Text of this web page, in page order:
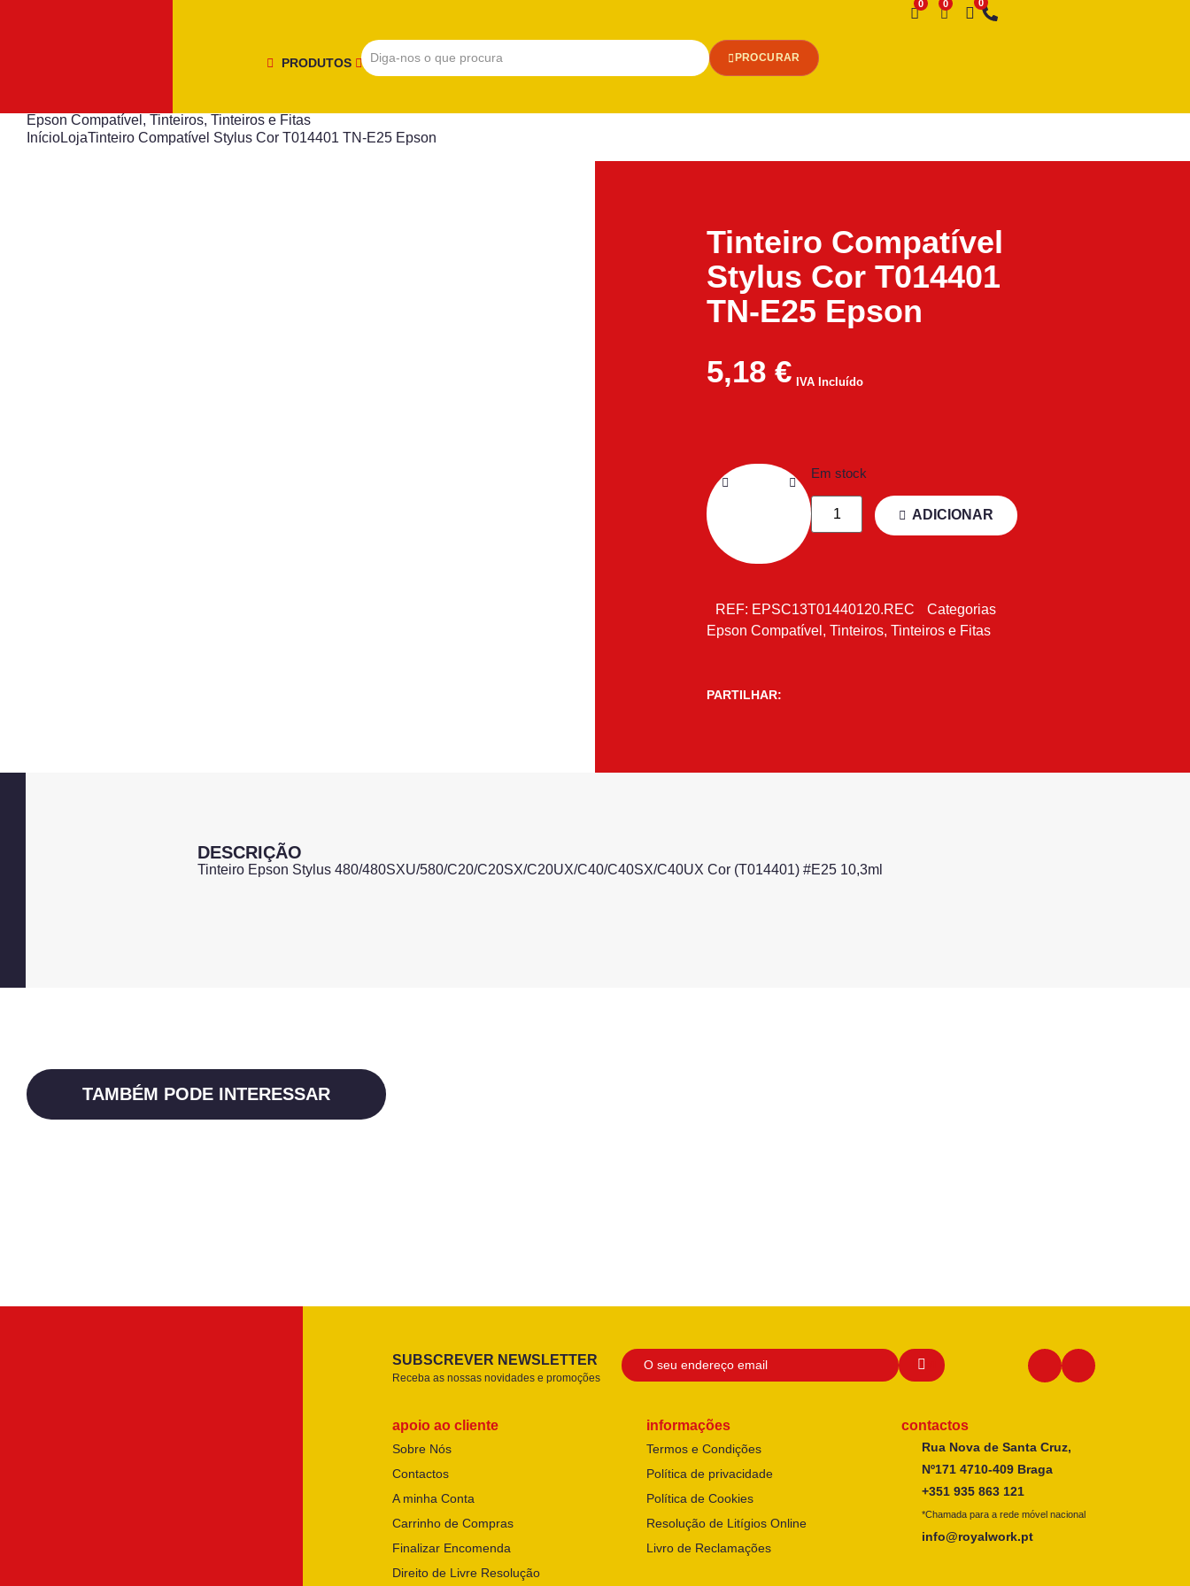
PRODUTOS PROCURAR
Desejo
Epson Compatível , Tinteiros, Tinteiros e Fitas
InícioLojaTinteiro Compatível Stylus Cor T014401 TN-E25 Epson
Tinteiro Compatível
Stylus Cor T014401
TN-E25 Epson
5,18 € IVA Incluído
Em stock
ADICIONAR
REF: EPSC13T01440120.REC
Categorias
Epson Compatível , Tinteiros, Tinteiros e Fitas
PARTILHAR:
DESCRIÇÃO
Tinteiro Epson Stylus 480/480SXU/580/C20/C20SX/C20UX/C40/C40SX/C40UX Cor (T014401) #E25 10,3ml
TAMBÉM PODE INTERESSAR
SUBSCREVER NEWSLETTER
Receba as nossas novidades e promoções
apoio ao cliente
Sobre Nós
Contactos
A minha Conta
Carrinho de Compras
Finalizar Encomenda
Direito de Livre Resolução
informações
Termos e Condições
Política de privacidade
Política de Cookies
Resolução de Litígios Online
Livro de Reclamações
contactos
Rua Nova de Santa Cruz,
Nº171 4710-409 Braga
+351 935 863 121
*Chamada para a rede móvel nacional
info@royalwork.pt